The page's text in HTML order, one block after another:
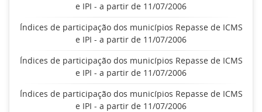
e IPI - a partir de 11/07/2006
Índices de participação dos municípios Repasse de ICMS
e IPI - a partir de 11/07/2006
Índices de participação dos municípios Repasse de ICMS
e IPI - a partir de 11/07/2006
Índices de participação dos municípios Repasse de ICMS
e IPI - a partir de 11/07/2006